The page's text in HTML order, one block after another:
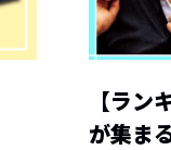
【ラン
が集ま